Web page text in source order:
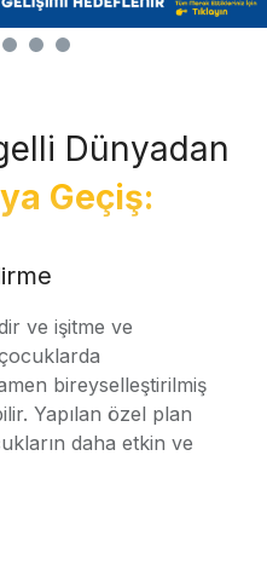
Dünyadan
Geçiş:
ve işitme ve
bireyselleştirilmiş
Yapılan özel plan
daha etkin ve